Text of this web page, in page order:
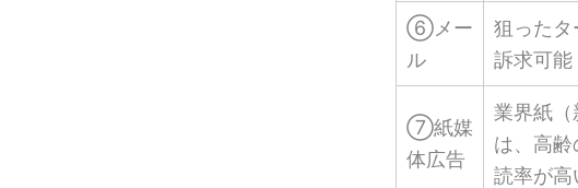
⑥メー
ル
狙ったタ
訴求可能
⑦紙媒
体広告
業界紙（
は、高
読率が高